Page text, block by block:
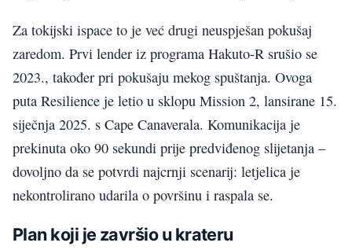
Za tokijski ispace to je već drugi neuspješan pokušaj
zaredom. Prvi lender iz programa Hakuto-R srušio se
2023., također pri pokušaju mekog spuštanja. Ovoga
puta Resilience je letio u sklopu Mission 2, lansirane 15.
siječnja 2025. s Cape Canaverala. Komunikacija je
prekinuta oko 90 sekundi prije predviđenog slijetanja –
dovoljno da se potvrdi najcrnji scenarij: letjelica je
nekontrolirano udarila o površinu i raspala se.
Plan koji je završio u krateru